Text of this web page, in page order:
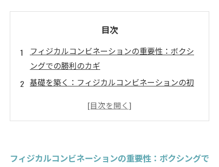
目次
フィジカルコンビネーションの重要性：ボクシ
ングでの勝利のカギ
基礎を築く：フィジカルコンビネーションの初
変化をもたらす：トレーニングによるフィジカ
の成果を実感
フィジカルコンビネーションの重要性：ボクシングで